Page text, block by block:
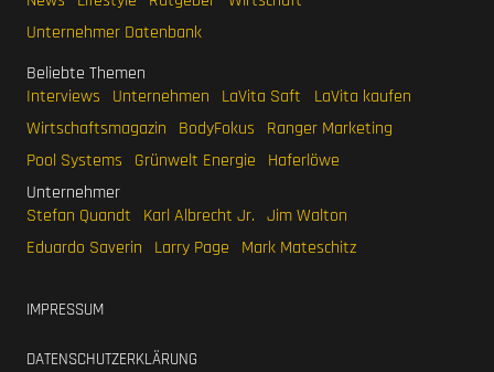
Unternehmer Datenbank
Beliebte Themen
Interviews
Unternehmen LaVita Saft
LaVita kaufen
Wirtschaftsmagazin
BodyFokus
Ranger Marketing
Pool Systems
Grünwelt Energie
Haferlöwe
Unternehmer
Stefan Quandt
Karl Albrecht Jr. Jim Walton
Eduardo Saverin
Larry Page Mark Mateschitz
IMPRESSUM
DATENSCHUTZERKLÄRUNG